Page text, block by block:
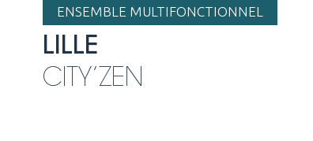
ENSEMBLE MULTIFONCTIONNEL
LILLE
CITY’ZEN